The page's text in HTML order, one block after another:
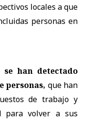
locales a que
personas en
se han detectado
personas, que han
de trabajo y
para volver a sus